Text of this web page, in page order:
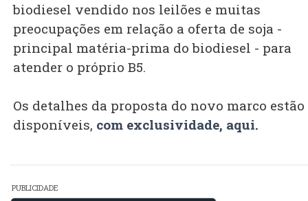
biodiesel vendido nos leilões e muitas
preocupações em relação a oferta de soja -
principal matéria-prima do biodiesel - para
atender o próprio B5.
Os detalhes da proposta do novo marco estão
disponíveis, com exclusividade, aqui.
PUBLICIDADE